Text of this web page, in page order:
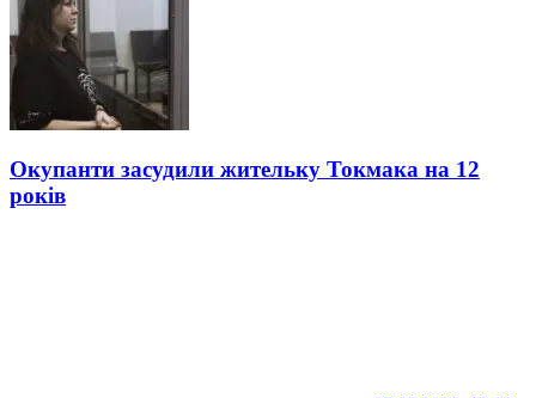
Окупанти засудили жительку Токмака на 12
років